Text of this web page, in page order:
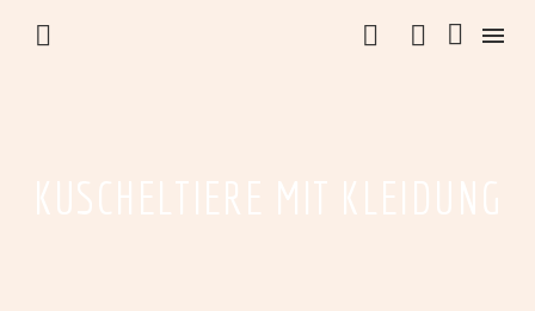


KUSCHELTIERE MIT KLEIDUNG